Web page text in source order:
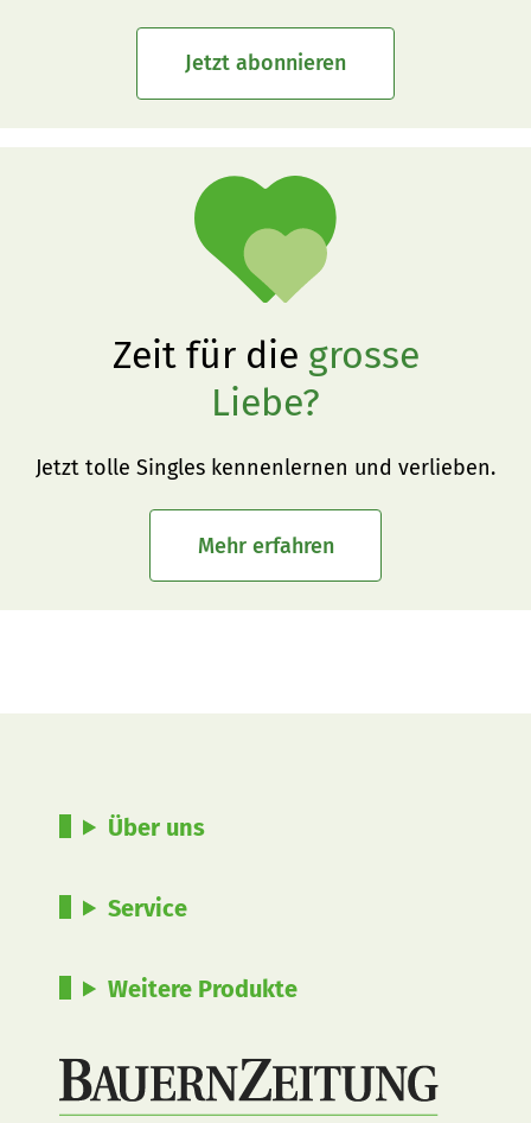
Jetzt abonnieren
Zeit für die grosse
Liebe?
Jetzt tolle Singles kennenlernen und verlieben.
Mehr erfahren
Über uns
Service
Weitere Produkte